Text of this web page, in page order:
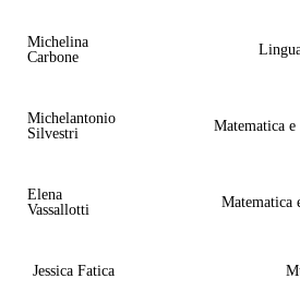
Michelina
Carbone
Michelantonio
Silvestri
Matematica
Elena
Vassallotti
Matematica
Jessica Fatica